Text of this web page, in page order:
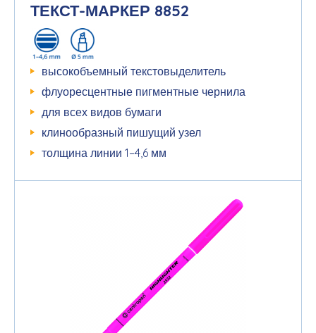
ТЕКСТ-МАРКЕР 8852
высокобъемный текстовыделитель
флуоресцентные пигментные чернила
для всех видов бумаги
клинообразный пишущий узел
толщина линии 1–4,6 мм